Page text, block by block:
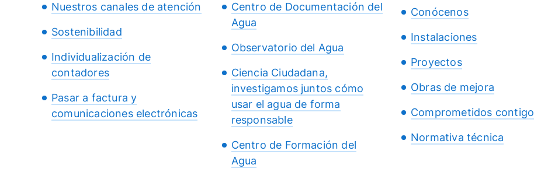
Nuestros canales de atención
Sostenibilidad
Individualización de
contadores
Pasar a factura y
comunicaciones electrónicas
Centro de Documentación del
Agua
Observatorio del Agua
Ciencia Ciudadana,
investigamos juntos cómo
usar el agua de forma
responsable
Centro de Formación del
Agua
Conócenos
Instalaciones
Proyectos
Obras de mejora
Comprometidos contigo
Normativa técnica